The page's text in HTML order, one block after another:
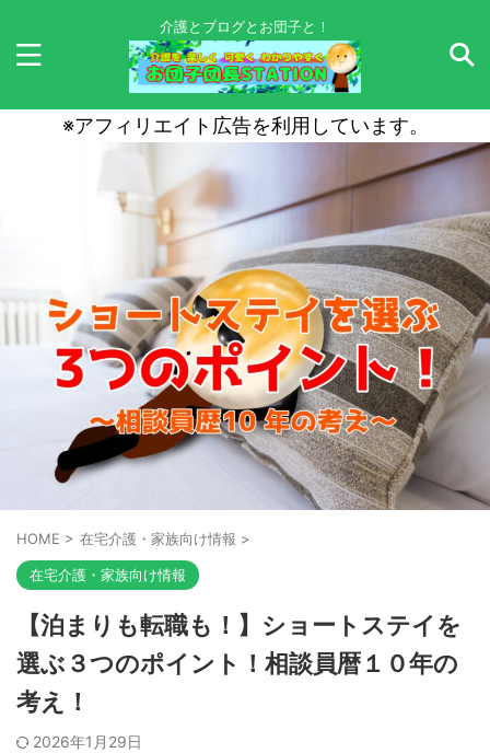
介護とブログとお団子と！
※アフィリエイト広告を利用しています。
HOME > 在宅介護・家族向け情報 >
在宅介護・家族向け情報
【泊まりも転職も！】ショートステイを
選ぶ３つのポイント！相談員暦１０年の
考え！
2026年1月29日